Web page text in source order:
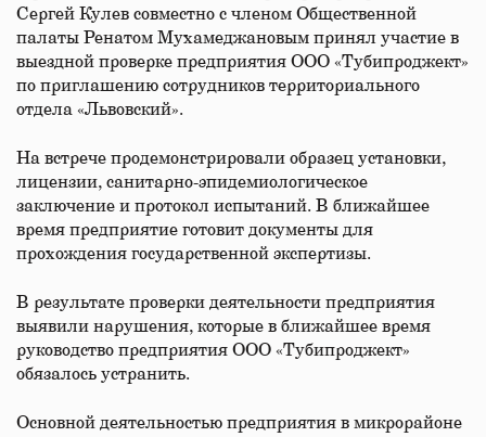
Сергей Кулев совместно с членом Общественной
палаты Ренатом Мухамеджановым принял участие в
выездной проверке предприятия ООО «Тубипроджект»
по приглашению сотрудников территориального
отдела «Львовский».
На встрече продемонстрировали образец установки,
лицензии, санитарно-эпидемиологическое
заключение и протокол испытаний. В ближайшее
время предприятие готовит документы для
прохождения государственной экспертизы.
В результате проверки деятельности предприятия
выявили нарушения, которые в ближайшее время
руководство предприятия ООО «Тубипроджект»
обязалось устранить.
Основной деятельностью предприятия в микрорайоне